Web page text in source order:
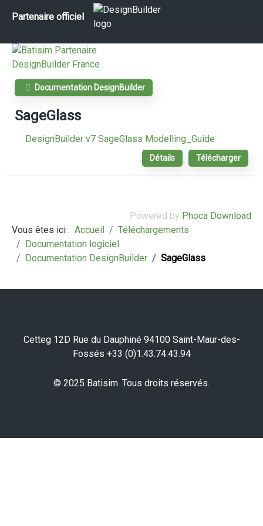
Partenaire officiel
Documentation DesignBuilder
SageGlass
DesignBuilder v7 SageGlass Modelling_Guide
Télécharger
Détails
Powered by Phoca Download
Vous êtes ici : Accueil
Téléchargements
Documentation logiciel
Documentation DesignBuilder
SageGlass
Cetteg 12D Rue du Dauphiné 94100 Saint-Maur-des-
Fossés +33 (0)1.43.74.43.94
© 2025 Batisim. Tous droits réservés.